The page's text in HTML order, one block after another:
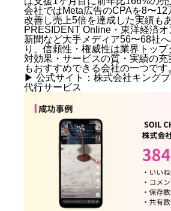
会社ではMeta広告のCPAを8〜12
改善し売上5倍を達成した実績も
PRESIDENT Online・東洋経済
新聞など大手メディア56〜68社
り、信頼性・権威性は業界トップ
対効果・サービスの質・実績の
もおすすめできる会社の一つです
▶ 公式サイト： 株式会社キング
代行サービス
郡山でSNS運用代行が注目されてい
SNSが集客の主軸になった背景
郡山エリアの競合環境とSNS活用
郡山でSNS運用代行会社を選ぶ際の5
①実績と運用アカウント数を確認
②対応プラットフォームの範囲を
③撮影・編集まで一気通貫で対応
④月次レポートと改善提案の質を
⑤担当者との相性とレスポンスの
郡山のSNS運用代行にかかる費用相
月額費用の目安
初期費用とその内訳